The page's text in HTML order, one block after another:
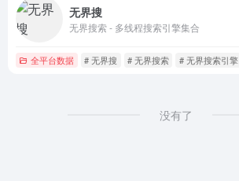
无界搜
无界搜索 - 多线程搜索引擎集合
全平台数据 # 无界搜 # 无界搜索 # 无界搜索引擎
没有了